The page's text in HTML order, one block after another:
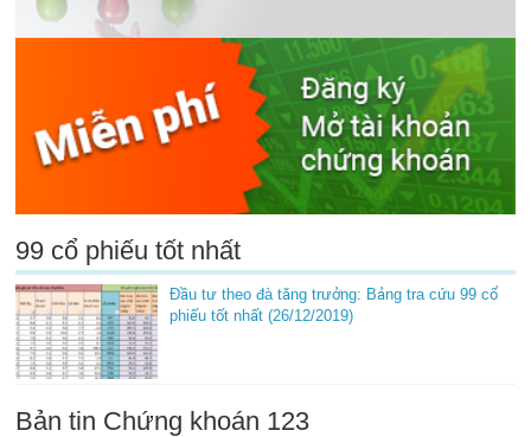
99 cổ phiếu tốt nhất
Đầu tư theo đà tăng trưởng: Bảng tra cứu 99 cổ
phiếu tốt nhất (26/12/2019)
Bản tin Chứng khoán 123